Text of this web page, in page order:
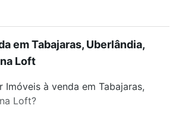
em Tabajaras, Uberlândia,
Loft
Imóveis à venda em Tabajaras,
Loft?